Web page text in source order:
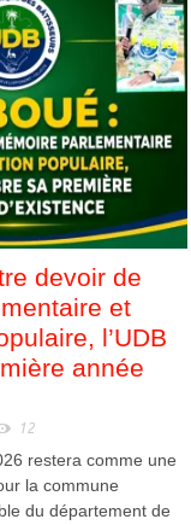
devoir de
et
l’UDB
année
12
restera comme une
la commune
du département de